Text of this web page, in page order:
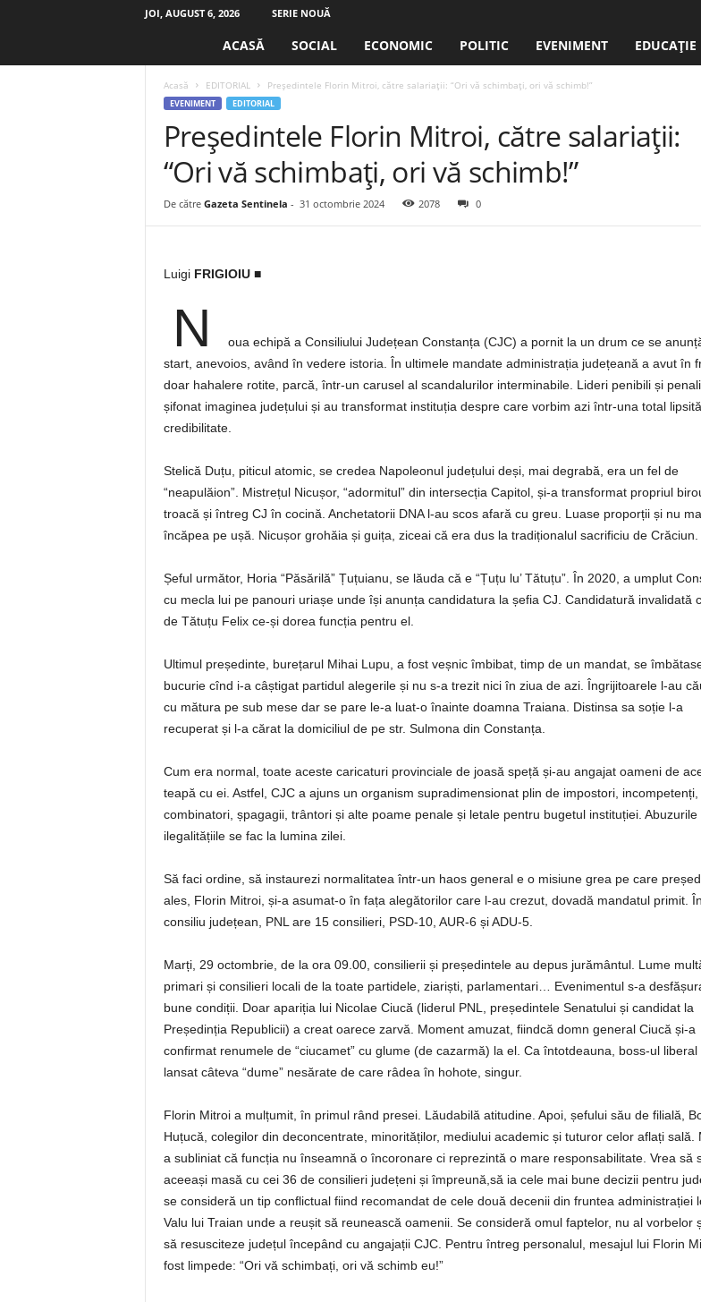
JOI, AUGUST 6, 2026
SERIE NOUĂ
ACASĂ SOCIAL ECONOMIC POLITIC EVENIMENT EDUCAŢIE
Acasă EDITORIAL Președintele Florin Mitroi, către salariații: “Ori vă schimbați, ori vă schimb!”
EVENIMENT EDITORIAL
Președintele Florin Mitroi, către salariații:
“Ori vă schimbați, ori vă schimb!”
De către Gazeta Sentinela - 31 octombrie 2024 2078 0
Luigi FRIGIOIU ■
N
oua echipă a Consiliului Județean Constanța (CJC) a pornit la un drum ce se
start, anevoios, având în vedere istoria. În ultimele mandate administrația județeană a avut în
doar hahalere rotite, parcă, într-un carusel al scandalurilor interminabile. Lideri penibili și
șifonat imaginea județului și au transformat instituția despre care vorbim azi într-una total
credibilitate.
Stelică Duțu, piticul atomic, se credea Napoleonul județului deși, mai degrabă, era un fel de
“neapulăion”. Mistrețul Nicușor, “adormitul” din intersecția Capitol, și-a transformat propriul
troacă și întreg CJ în cocină. Anchetatorii DNA l-au scos afară cu greu. Luase proporții și nu
încăpea pe ușă. Nicușor grohăia și guița, ziceai că era dus la tradiționalul sacrificiu de Crăciun.
Șeful următor, Horia “Păsărilă” Țuțuianu, se lăuda că e “Țuțu lu’ Tătuțu”. În 2020, a umplut
cu mecla lui pe panouri uriașe unde își anunța candidatura la șefia CJ. Candidatură invalidată
de Tătuțu Felix ce-și dorea funcția pentru el.
Ultimul președinte, burețarul Mihai Lupu, a fost veșnic îmbibat, timp de un mandat, se
bucurie cînd i-a câștigat partidul alegerile și nu s-a trezit nici în ziua de azi. Îngrijitoarele l-au
cu mătura pe sub mese dar se pare le-a luat-o înainte doamna Traiana. Distinsa sa soție l-a
recuperat și l-a cărat la domiciliul de pe str. Sulmona din Constanța.
Cum era normal, toate aceste caricaturi provinciale de joasă speță și-au angajat oameni de
teapă cu ei. Astfel, CJC a ajuns un organism supradimensionat plin de impostori, incompetenți,
combinatori, șpagagii, trântori și alte poame penale și letale pentru bugetul instituției. Abuzurile
ilegalitățiile se fac la lumina zilei.
Să faci ordine, să instaurezi normalitatea într-un haos general e o misiune grea pe care
ales, Florin Mitroi, și-a asumat-o în fața alegătorilor care l-au crezut, dovadă mandatul primit.
consiliu județean, PNL are 15 consilieri, PSD-10, AUR-6 și ADU-5.
Marți, 29 octombrie, de la ora 09.00, consilierii și președintele au depus jurământul. Lume
primari și consilieri locali de la toate partidele, ziariști, parlamentari… Evenimentul s-a
bune condiții. Doar apariția lui Nicolae Ciucă (liderul PNL, președintele Senatului și candidat la
Președinția Republicii) a creat oarece zarvă. Moment amuzat, fiindcă domn general Ciucă și-a
confirmat renumele de “ciucamet” cu glume (de cazarmă) la el. Ca întotdeauna, boss-ul liberal
lansat câteva “dume” nesărate de care râdea în hohote, singur.
Florin Mitroi a mulțumit, în primul rând presei. Lăudabilă atitudine. Apoi, șefului său de filială,
Huțucă, colegilor din deconcentrate, minorităților, mediului academic și tuturor celor aflați sală.
a subliniat că funcția nu înseamnă o încoronare ci reprezintă o mare responsabilitate. Vrea să
aceeași masă cu cei 36 de consilieri județeni și împreună,să ia cele mai bune decizii pentru
se consideră un tip conflictual fiind recomandat de cele două decenii din fruntea administrației
Valu lui Traian unde a reușit să reunească oamenii. Se consideră omul faptelor, nu al vorbelor
să resusciteze județul începând cu angajații CJC. Pentru întreg personalul, mesajul lui Florin
fost limpede: “Ori vă schimbați, ori vă schimb eu!”